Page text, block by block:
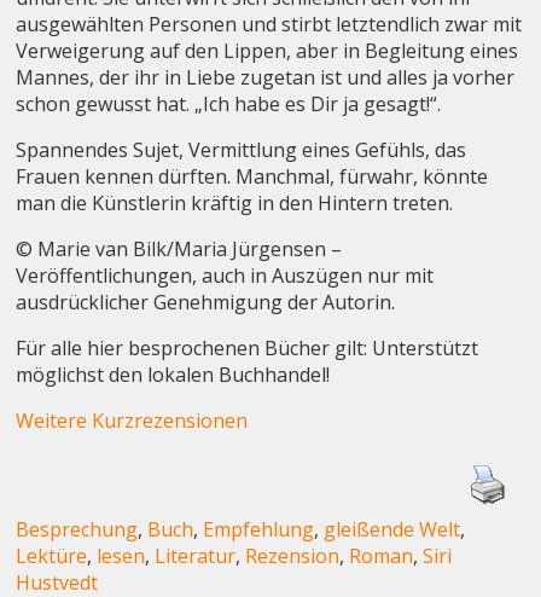
ausgewählten Personen und stirbt letztendlich zwar mit
Verweigerung auf den Lippen, aber in Begleitung eines
Mannes, der ihr in Liebe zugetan ist und alles ja vorher
schon gewusst hat. „Ich habe es Dir ja gesagt!“.
Spannendes Sujet, Vermittlung eines Gefühls, das
Frauen kennen dürften. Manchmal, fürwahr, könnte
man die Künstlerin kräftig in den Hintern treten.
© Marie van Bilk/Maria Jürgensen –
Veröffentlichungen, auch in Auszügen nur mit
ausdrücklicher Genehmigung der Autorin.
Für alle hier besprochenen Bücher gilt: Unterstützt
möglichst den lokalen Buchhandel!
Weitere Kurzrezensionen
Besprechung, Buch, Empfehlung, gleißende Welt,
Lektüre, lesen, Literatur, Rezension, Roman,Siri
Hustvedt